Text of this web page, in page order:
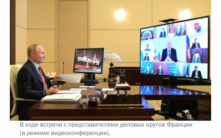
В ходе встречи с представителями деловых кругов Франции
(в режиме видеоконференции).